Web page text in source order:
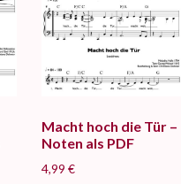
Macht hoch die Tür –
Noten als PDF
4,99 €